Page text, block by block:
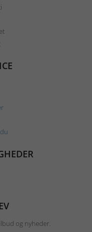
og nyheder.